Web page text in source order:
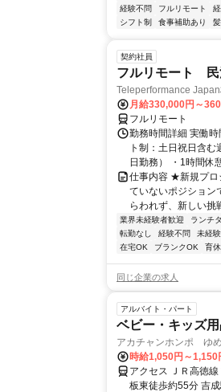
経験不問
フルリモート
シフト制
食事補助あり
契約社員
フルリモート 民
Teleperformance
月給330,000円～
フルリモート
勤務時間詳細 実働
ト制：土日祝日含
日勤務） ・1時間休
仕事内容 ★新規プロ
ていないポジション
らわれず、新しい挑
業界未経験者歓迎 ランチ
転勤なし
経験不問 未経
在宅OK
ブランクOK 育
同じ企業の求人
アルバイト・パート
ベビー・キッズ
アカチャンホンポ ゆ
時給1,050円～1,150
アクセス ＪＲ高徳
板東徒歩約55分 吉